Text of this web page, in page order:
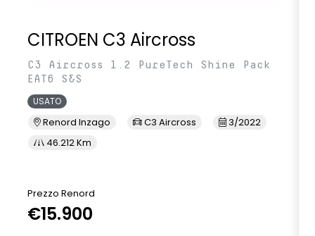
CITROEN C3 Aircross
C3 Aircross 1.2 PureTech Shine Pack
EAT6 S&S
USATO
Renord Inzago C3 Aircross
3/2022
46.212 Km
Prezzo Renord
€15.900